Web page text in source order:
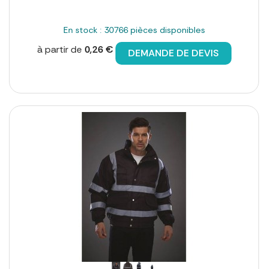
En stock : 30766 pièces disponibles
à partir de 0,26 € DEMANDE DE DEVIS